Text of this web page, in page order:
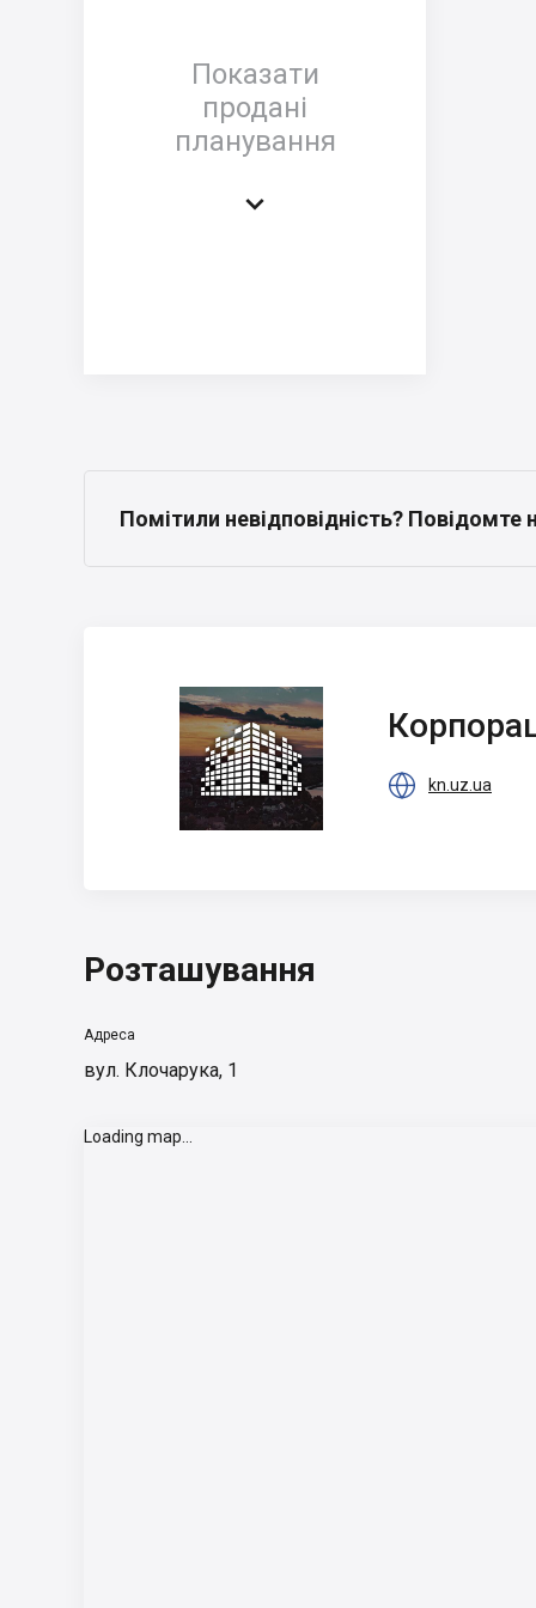
Показати
продані
планування

Помітили невідповідність? Повідомте
Корпорація
новобудов
Ужгород
 kn.uz.ua
Розташування
Адреса
вул. Клочарука, 1
Loading map...